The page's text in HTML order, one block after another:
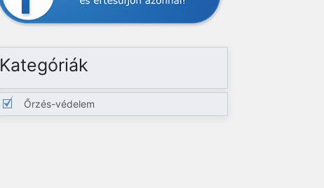
Kategóriák
Őrzés-védelem